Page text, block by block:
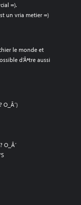
=).
un vria metier =)
le monde et
d’Ãªtre aussi
O_Ã´